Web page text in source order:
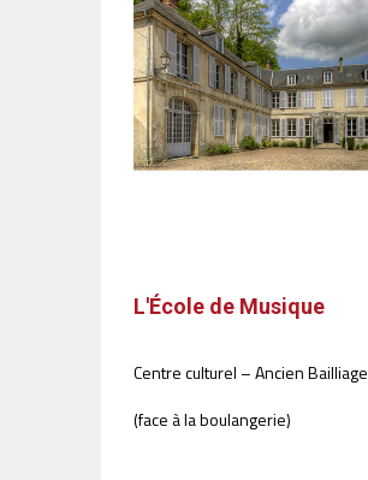
L'École de Musique
Centre culturel – Ancien Bailliage
(face à la boulangerie)